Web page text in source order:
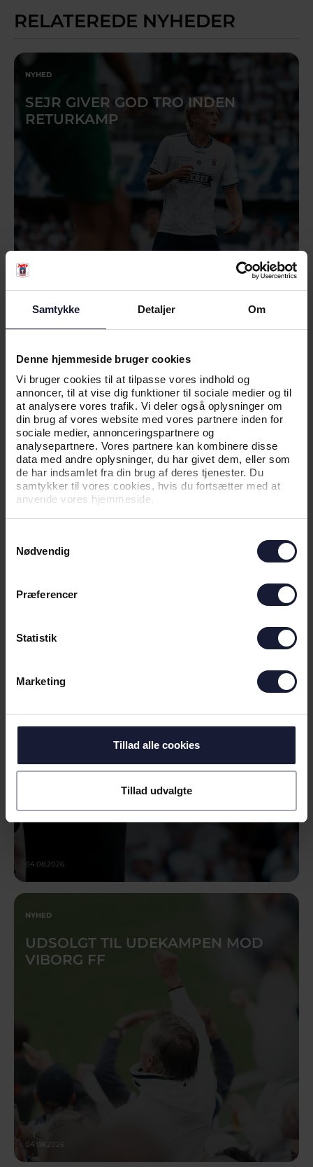
Samtykke Detaljer Om
Denne hjemmeside bruger cookies
Vi bruger cookies til at tilpasse vores indhold og
annoncer, til at vise dig funktioner til sociale medier og til
at analysere vores trafik. Vi deler også oplysninger om
din brug af vores website med vores partnere inden for
sociale medier, annonceringspartnere og
analysepartnere. Vores partnere kan kombinere disse
data med andre oplysninger, du har givet dem, eller som
de har indsamlet fra din brug af deres tjenester. Du
samtykker til vores cookies, hvis du fortsætter med at
anvende vores hjemmeside.
Nødvendig
Præferencer
Statistik
Marketing
Tillad alle cookies
Tillad udvalgte
RELATEREDE NYHEDER
NYHED
SEJR GIVER GOD TRO INDEN
RETURKAMP
05.08.2026
SEJR I FØRSTE OMGANG I CL-
KVALIFIKATIONEN
NYHED
VENTER: - VI HAR FORBEREDT OS
04.08.2026
NYHED
UDSOLGT TIL UDEKAMPEN MOD
VIBORG FF
04.08.2026